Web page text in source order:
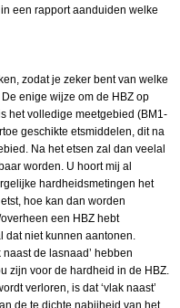
een rapport aanduiden welke
zodat je zeker bent van welke
enige wijze om de HBZ op
het volledige meetgebied (BM1-
geschikte etsmiddelen, dit na
Na het etsen zal dan veelal
worden. U hoort mij al
hardheidsmetingen het
hoe kan dan worden
een HBZ hebt
dat niet kunnen aantonen.
de lasnaad’ hebben
zijn voor de hardheid in de HBZ.
verloren, is dat ‘vlak naast’
de te dichte nabijheid van het